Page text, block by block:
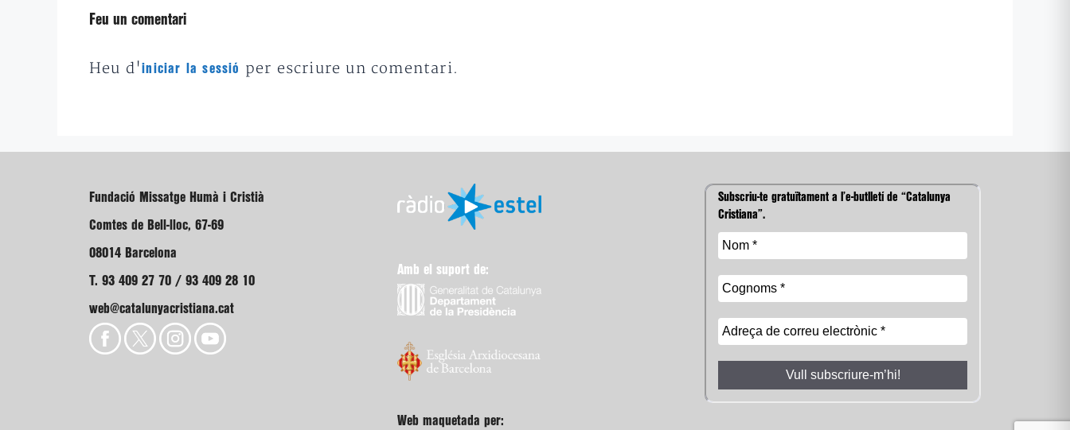
Feu un comentari
Heu d'iniciar la sessió per escriure un comentari.
Fundació Missatge Humà i Cristià
Comtes de Bell-lloc, 67-69
08014 Barcelona
T. 93 409 27 70 / 93 409 28 10
web@catalunyacristiana.cat
Amb el suport de:
Web maquetada per:
Subscriu-te gratuïtament a l’e-butlletí de “Catalunya
Cristiana”.